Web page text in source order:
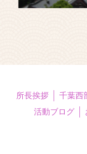
所長挨拶 千葉西
活動ブログ